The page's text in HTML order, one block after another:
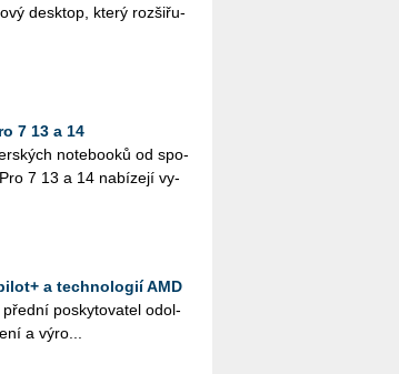
desktop, který roz­ši­řu­
7 13 a 14
no­te­boo­ků od spo­
7 13 a 14 na­bí­ze­jí vy­
a technologií AMD
před­ní po­sky­to­va­tel odol­
a vý­ro...